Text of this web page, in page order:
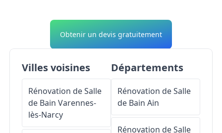
Obtenir un devis gratuitement
Villes voisines
Rénovation de Salle
de Bain Varennes-
lès-Narcy
Départements
Rénovation de Salle
de Bain Ain
Rénovation de Salle